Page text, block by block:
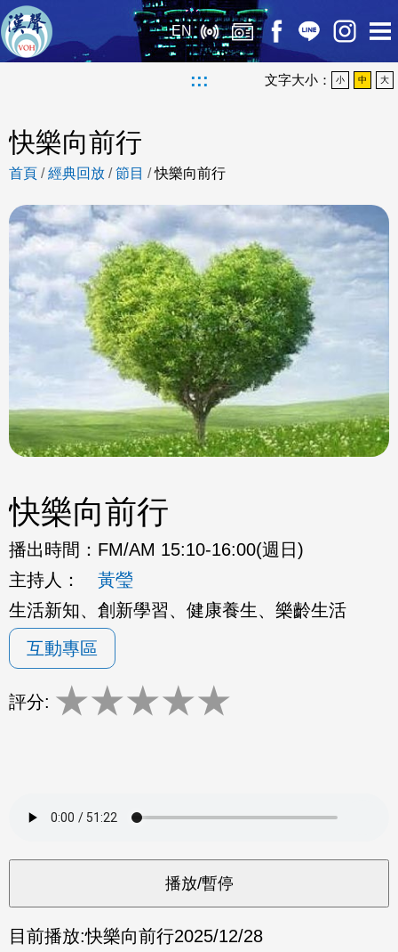
EN
::: 文字大小： 小 中 大
快樂向前行
首頁 /經典回放 /節目 /快樂向前行
快樂向前行
播出時間： FM/AM 15:10-16:00(週日)
主持人：
黃瑩
生活新知、創新學習、健康養生、樂齡生活
互動專區
評分: ★★★★★
目前播放:快樂向前行2025/12/28